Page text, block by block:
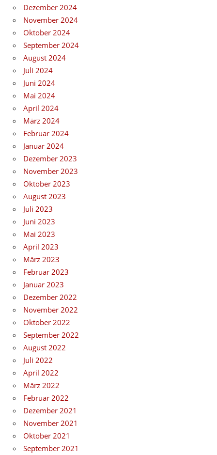
Dezember 2024
November 2024
Oktober 2024
September 2024
August 2024
Juli 2024
Juni 2024
Mai 2024
April 2024
März 2024
Februar 2024
Januar 2024
Dezember 2023
November 2023
Oktober 2023
August 2023
Juli 2023
Juni 2023
Mai 2023
April 2023
März 2023
Februar 2023
Januar 2023
Dezember 2022
November 2022
Oktober 2022
September 2022
August 2022
Juli 2022
April 2022
März 2022
Februar 2022
Dezember 2021
November 2021
Oktober 2021
September 2021